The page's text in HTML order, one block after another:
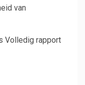
van
Volledig rapport